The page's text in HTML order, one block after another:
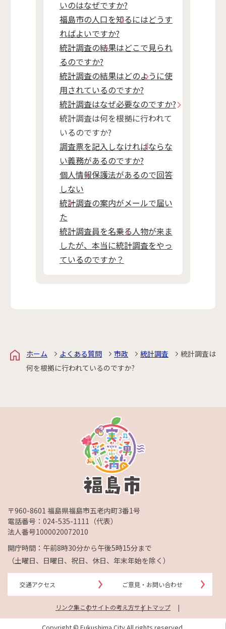
いのはなぜですか?
福島市の人口を知るにはどうす
ればよいですか?
統計調査の結果はどこで見られ
るのですか?
統計調査の結果はどのように使
用されているのですか?
統計調査はなぜ必要なのですか?
統計調査は何を根拠に行われて
いるのですか?
調査票を記入しなければならな
い義務があるのですか?
個人情報保護法があるので回答
しない
統計調査の案内がメールで届い
た
統計調査員を名乗る人物が来ま
したが、本当に統計調査をやっ
ているのですか？
ホーム よくある質問 市政 統計調査
統計調査は
何を根拠に行われているのですか?
〒960-8601 福島県福島市五老内町3番1号
電話番号： 024-535-1111 （代表）
法人番号1000020072010
開庁時間：午前8時30分から午後5時15分まで
（土曜日、日曜日、祝日、休日、年末年始を除く）
交通アクセス ご意見・お問い合わせ
リンク集このサイトの考え方サイトマップ